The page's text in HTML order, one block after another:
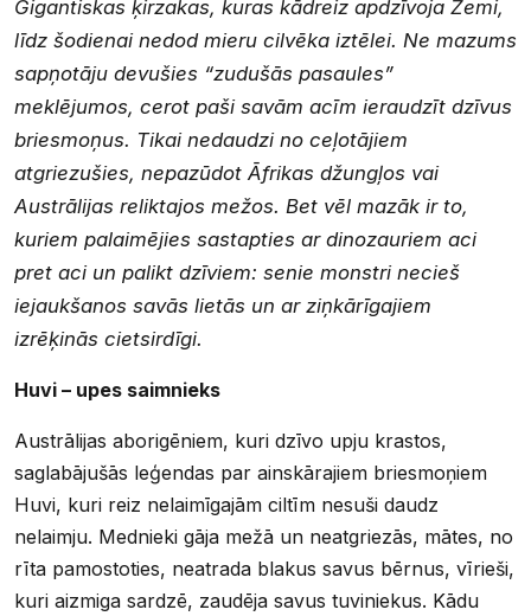
Gigantiskas ķirzakas, kuras kādreiz apdzīvoja Zemi,
līdz šodienai nedod mieru cilvēka iztēlei. Ne mazums
sapņotāju devušies “zudušās pasaules”
meklējumos, cerot paši savām acīm ieraudzīt dzīvus
briesmoņus. Tikai nedaudzi no ceļotājiem
atgriezušies, nepazūdot Āfrikas džungļos vai
Austrālijas reliktajos mežos. Bet vēl mazāk ir to,
kuriem palaimējies sastapties ar dinozauriem aci
pret aci un palikt dzīviem: senie monstri necieš
iejaukšanos savās lietās un ar ziņkārīgajiem
izrēķinās cietsirdīgi.
Huvi – upes saimnieks
Austrālijas aborigēniem, kuri dzīvo upju krastos,
saglabājušās leģendas par ainskārajiem briesmoņiem
Huvi, kuri reiz nelaimīgajām ciltīm nesuši daudz
nelaimju. Mednieki gāja mežā un neatgriezās, mātes, no
rīta pamostoties, neatrada blakus savus bērnus, vīrieši,
kuri aizmiga sardzē, zaudēja savus tuviniekus. Kādu